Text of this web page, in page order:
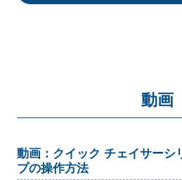
動画
動画：クイック チェイサー
プの操作方法